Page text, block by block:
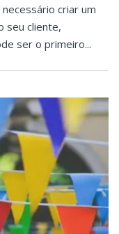
criar um
seu cliente,
ser o primeiro...